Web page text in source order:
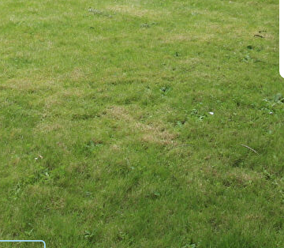
sol total . Elle se compose :
une cuisine aménagée et pièce repas
hauteur sous plafond)
en deux) , une salle de bains et un wc.